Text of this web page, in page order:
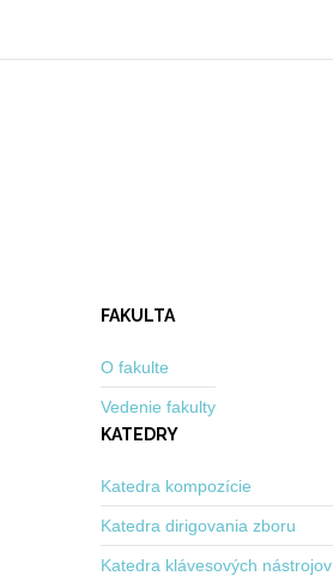
FAKULTA
O fakulte
Vedenie fakulty
KATEDRY
Katedra kompozície
Katedra dirigovania zboru
Katedra klávesových nástrojov